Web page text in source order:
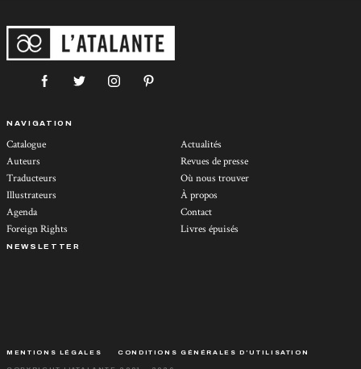
NAVIGATION
Catalogue
Auteurs
Traducteurs
Illustrateurs
Agenda
Foreign Rights
Actualités
Revues de presse
Où nous trouver
À propos
Contact
Livres épuisés
NEWSLETTER
MENTIONS LÉGALES CONDITIONS GÉNÉRALES D’UTILISATION